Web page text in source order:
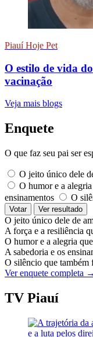
Piauí Hoje Pet
O estilo de vida
vacinação
Veja mais blogs
Enquete
O que faz seu pai ser
O jeito único dele
O humor e a
ensinamentos
O
Votar Ver resultado
O jeito único dele de
A força e a resiliência
O humor e a alegria
A sabedoria e os
O silêncio que também
Ver enquete completa →
TV Piauí